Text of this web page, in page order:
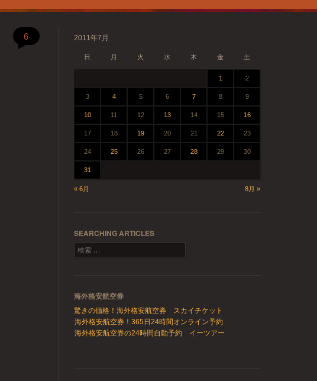
6 2011年7月
日 月 火 水 木 金 土
« 6月 8月 »
1 2
3 4 5 6 7 8 9
10 11 12 13 14 15 16
17 18 19 20 21 22 23
24 25 26 27 28 29 30
31
SEARCHING ARTICLES
検索
海外格安航空券
驚きの価格！海外格安航空券 スカイチケット
海外格安航空券！365日24時間オンライン予約
海外格安航空券の24時間自動予約 イーツアー